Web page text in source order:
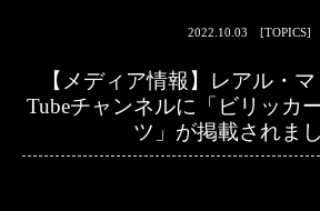
2022.10.03 [TOPICS]
【メディア情報】レアル・
Tubeチャンネルに「ビリッカ
ツ」が掲載されまし